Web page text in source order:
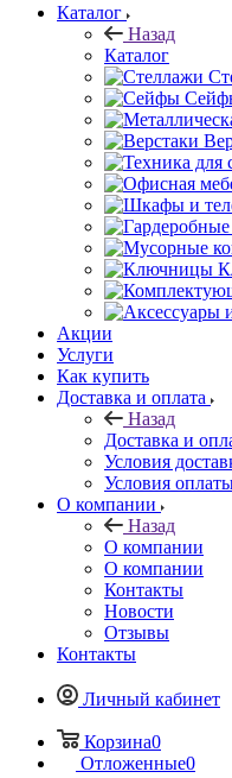
Каталог
Назад
Каталог
Акции
Услуги
Как купить
Доставка и оплата
Назад
Доставка и
Условия
Условия
О компании
Назад
О компании
О компании
Контакты
Новости
Отзывы
Контакты
Личный кабинет
Корзина0
Отложенные0